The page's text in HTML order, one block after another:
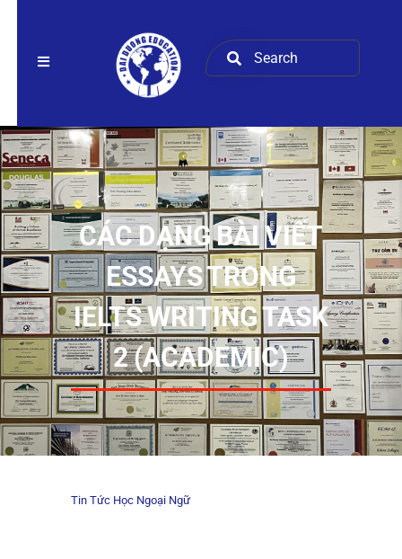
CÁC DẠNG BÀI VIẾT
ESSAYS TRONG
IELTS WRITING TASK
2 (ACADEMIC)
Tin Tức Học Ngoại Ngữ